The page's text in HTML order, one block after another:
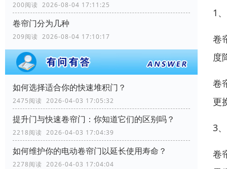
200阅读 2026-08-04 17:11:25
卷帘门分为几种
209阅读 2026-08-04 17:10:17
如何选择适合你的快速堆积门？
2475阅读 2026-04-03 17:05:32
提升门与快速卷帘门：你知道它们的区别吗？
2218阅读 2026-04-03 17:04:39
如何维护你的电动卷帘门以延长使用寿命？
2278阅读 2026-04-03 17:04:04
1
卷
度
卷
更
3
卷